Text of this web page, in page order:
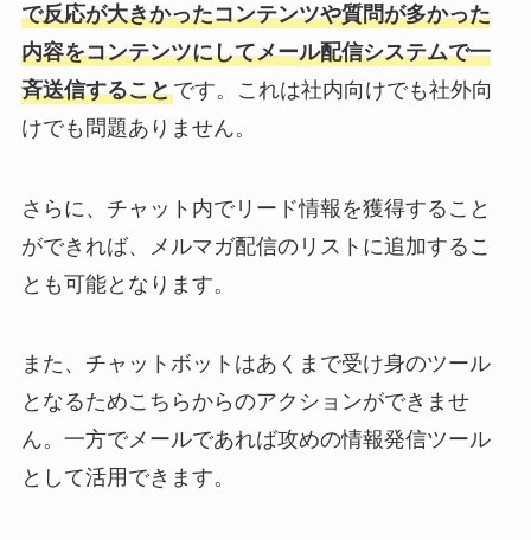
で反応が大きかったコンテンツや質問が多かった
内容をコンテンツにしてメール配信システムで一
斉送信することです。これは社内向けでも社外向
けでも問題ありません。
さらに、チャット内でリード情報を獲得すること
ができれば、メルマガ配信のリストに追加するこ
とも可能となります。
また、チャットボットはあくまで受け身のツール
となるためこちらからのアクションができませ
ん。一方でメールであれば攻めの情報発信ツール
として活用できます。